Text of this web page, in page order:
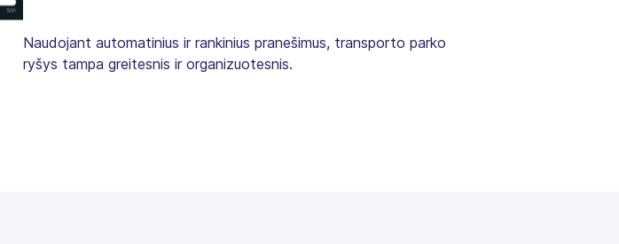
Naudojant automatinius ir rankinius pranešimus, transporto parko
ryšys tampa greitesnis ir organizuotesnis.